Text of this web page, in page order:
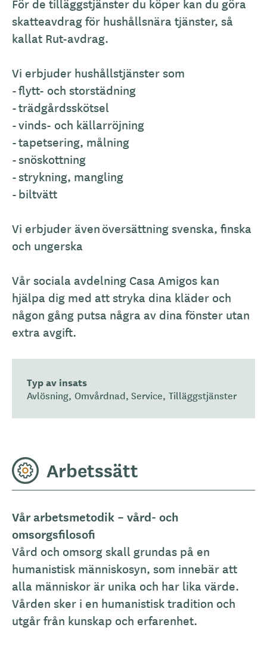
För de tilläggstjänster du köper kan du göra
skatteavdrag för hushållsnära tjänster, så
kallat Rut-avdrag.
Vi erbjuder hushållstjänster som
- flytt- och storstädning
- trädgårdsskötsel
- vinds- och källarröjning
- tapetsering, målning
- snöskottning
- strykning, mangling
- biltvätt
Vi erbjuder även översättning svenska, finska
och ungerska
Vår sociala avdelning Casa Amigos kan
hjälpa dig med att stryka dina kläder och
någon gång putsa några av dina fönster utan
extra avgift.
Typ av insats
Avlösning Omvårdnad Service Tilläggstjänster
Arbetssätt
Vår arbetsmetodik – vård- och
omsorgsfilosofi
Vård och omsorg skall grundas på en
humanistisk människosyn, som innebär att
alla människor är unika och har lika värde.
Vården sker i en humanistisk tradition och
utgår från kunskap och erfarenhet.